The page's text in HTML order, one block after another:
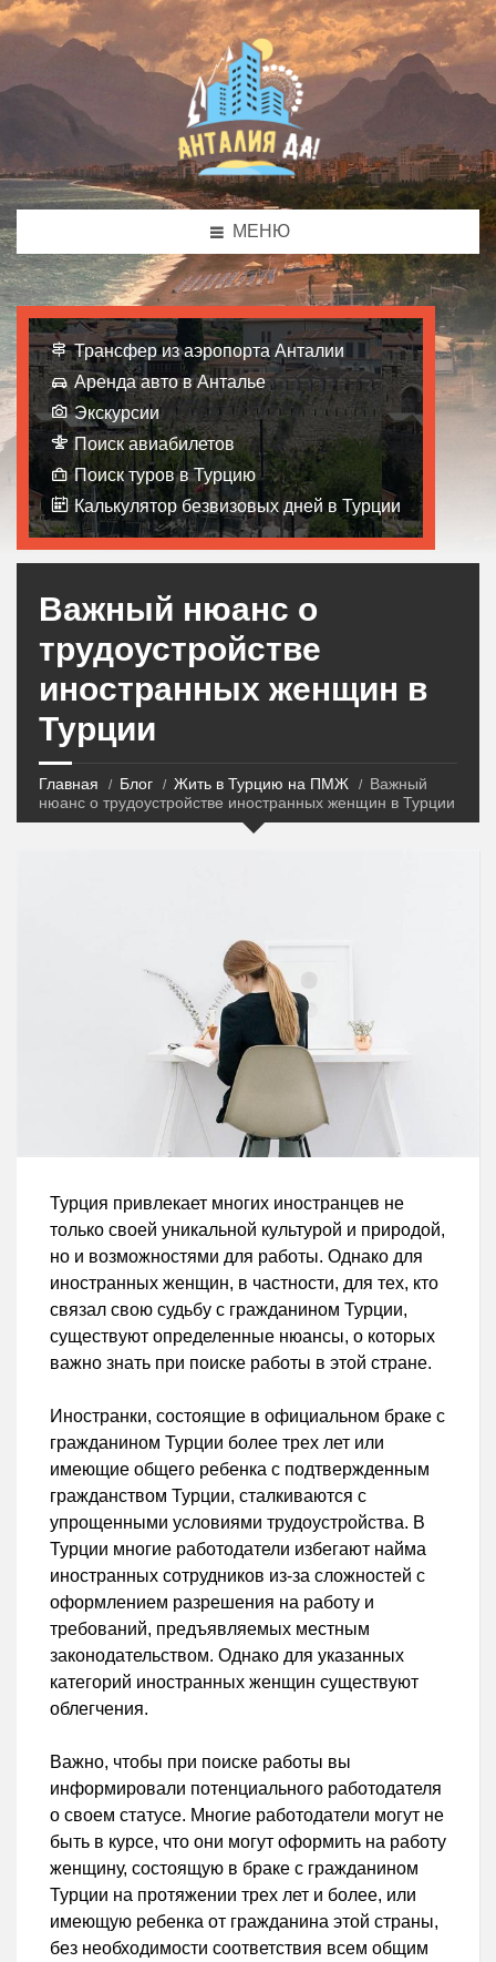
МЕНЮ
Трансфер из аэропорта Анталии
Аренда авто в Анталье
Экскурсии
Поиск авиабилетов
Поиск туров в Турцию
Калькулятор безвизовых дней в Турции
Важный нюанс о
трудоустройстве
иностранных женщин в
Турции
Главная Блог Жить в Турцию на ПМЖ
Важный
нюанс о трудоустройстве иностранных женщин в Турции
Турция привлекает многих иностранцев не
только своей уникальной культурой и природой,
но и возможностями для работы. Однако для
иностранных женщин, в частности, для тех, кто
связал свою судьбу с гражданином Турции,
существуют определенные нюансы, о которых
важно знать при поиске работы в этой стране.
Иностранки, состоящие в официальном браке с
гражданином Турции более трех лет или
имеющие общего ребенка с подтвержденным
гражданством Турции, сталкиваются с
упрощенными условиями трудоустройства. В
Турции многие работодатели избегают найма
иностранных сотрудников из-за сложностей с
оформлением разрешения на работу и
требований, предъявляемых местным
законодательством. Однако для указанных
категорий иностранных женщин существуют
облегчения.
Важно, чтобы при поиске работы вы
информировали потенциального работодателя
о своем статусе. Многие работодатели могут не
быть в курсе, что они могут оформить на работу
женщину, состоящую в браке с гражданином
Турции на протяжении трех лет и более, или
имеющую ребенка от гражданина этой страны,
без необходимости соответствия всем общим